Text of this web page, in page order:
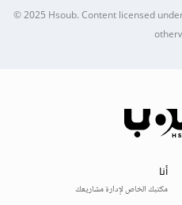
© 2025Hsoub.Content licensed